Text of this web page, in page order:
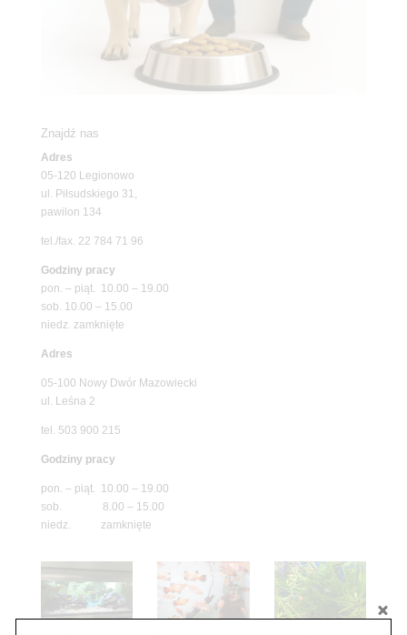
Znajdź nas
Adres
05-120 Legionowo
ul. Piłsudskiego 31,
pawilon 134
tel./fax. 22 784 71 96
Godziny pracy
pon. – piąt. 10.00 – 19.00
sob. 10.00 – 15.00
niedz. zamknięte
Adres
05-100 Nowy Dwór Mazowiecki
ul. Leśna 2
tel. 503 900 215
Godziny pracy
pon. – piąt. 10.00 – 19.00
sob. 8.00 – 15.00
niedz. zamknięte